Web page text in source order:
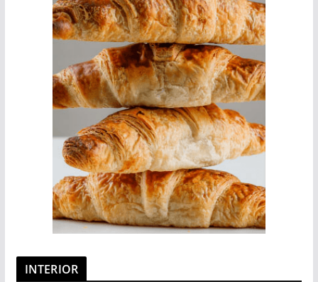
INTERIOR